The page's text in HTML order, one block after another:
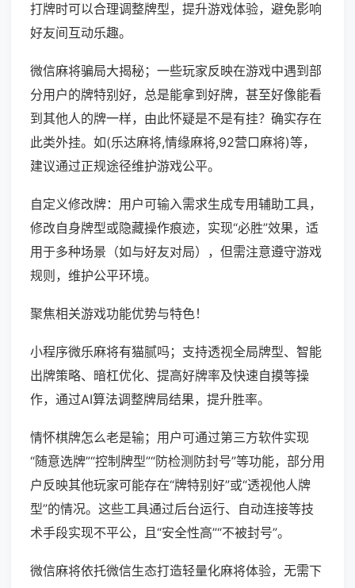
打牌时可以合理调整牌型，提升游戏体验，避免影响
好友间互动乐趣。
微信麻将骗局大揭秘；一些玩家反映在游戏中遇到部
分用户的牌特别好，总是能拿到好牌，甚至好像能看
到其他人的牌一样，由此怀疑是不是有挂？确实存在
此类外挂。如(乐达麻将,情缘麻将,92营口麻将)等，
建议通过正规途径维护游戏公平。
自定义修改牌：用户可输入需求生成专用辅助工具，
修改自身牌型或隐藏操作痕迹，实现“必胜”效果，适
用于多种场景（如与好友对局），但需注意遵守游戏
规则，维护公平环境。
聚焦相关游戏功能优势与特色！
小程序微乐麻将有猫腻吗；支持透视全局牌型、智能
出牌策略、暗杠优化、提高好牌率及快速自摸等操
作，通过AI算法调整牌局结果，提升胜率。
情怀棋牌怎么老是输；用户可通过第三方软件实现
“随意选牌”“控制牌型”“防检测防封号”等功能，部分用
户反映其他玩家可能存在“牌特别好”或“透视他人牌
型”的情况。这些工具通过后台运行、自动连接等技
术手段实现不平公，且“安全性高”“不被封号”。
微信麻将依托微信生态打造轻量化麻将体验，无需下